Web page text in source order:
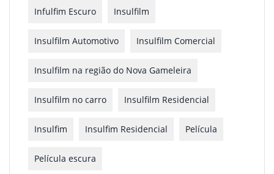
Infulfim Escuro Insulfilm
Insulfilm Automotivo Insulfilm Comercial
Insulfilm na região do Nova Gameleira
Insulfilm no carro Insulfilm Residencial
Insulfim Insulfim Residencial Película
Película escura